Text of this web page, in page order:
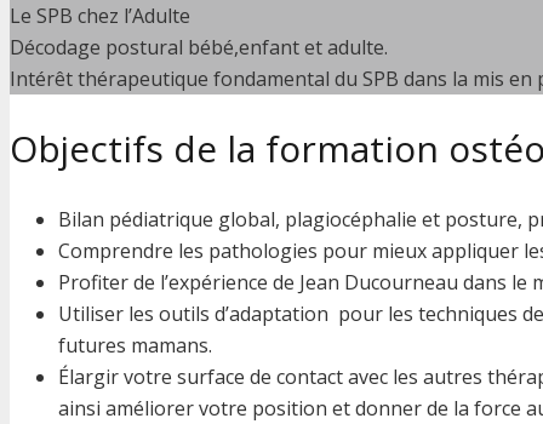
Le SPB chez l’Adulte
Décodage postural bébé,enfant et adulte.
Intérêt thérapeutique fondamental du SPB dans la mis en
Objectifs de la formation
Bilan pédiatrique global, plagiocéphalie et posture,
Comprendre les pathologies pour mieux appliquer
Profiter de l’expérience de Jean Ducourneau dans
Utiliser les outils d’adaptation pour les techniques
futures mamans.
Élargir votre surface de contact avec les autres
ainsi améliorer votre position et donner de la force